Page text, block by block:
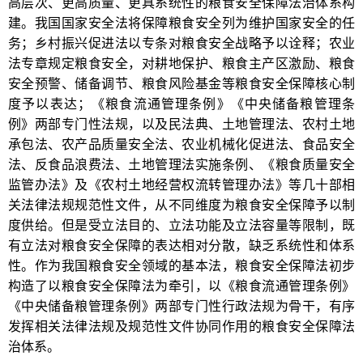
建。我国国家安全法将保障粮食安全列为维护国家安全的任
务；乡村振兴促进法以专条对粮食安全战略予以诠释；农业
法专章规定粮食安全，对耕地保护、粮食主产区激励、粮食
安全预警、储备调节、粮食风险基金等粮食安全保障核心制
度予以表达；《粮食流通管理条例》《中央储备粮管理条
例》两部专门性法规，以及民法典、土地管理法、农村土地
承包法、农产品质量安全法、农业机械化促进法、食品安全
法、反食品浪费法、土地管理法实施条例、《粮食质量安全
监管办法》及《农村土地经营权流转管理办法》等几十部相
关法律法规规范性文件，从不同维度为粮食安全保障予以制
度供给。但是受立法目的、立法功能及立法容量等限制，既
有立法对粮食安全保障的表达相对分散，缺乏系统性和体系
性。作为我国粮食安全领域的基本法，粮食安全保障法初步
构造了以粮食安全保障法为牵引，以《粮食流通管理条例》
《中央储备粮管理条例》两部专门性行政法规为骨干，有序
发挥相关法律法规及规范性文件协同作用的粮食安全保障法
治体系。